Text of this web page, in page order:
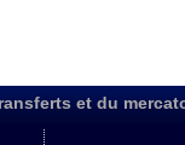
et du